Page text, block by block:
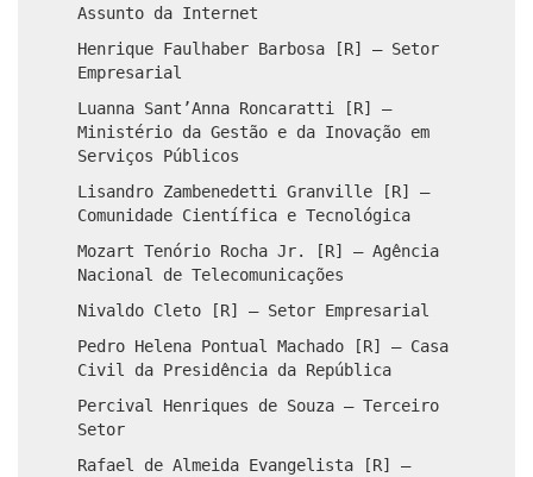
Assunto da Internet
Henrique Faulhaber Barbosa [R] – Setor
Empresarial
Luanna Sant’Anna Roncaratti [R] –
Ministério da Gestão e da Inovação em
Serviços Públicos
Lisandro Zambenedetti Granville [R] –
Comunidade Científica e Tecnológica
Mozart Tenório Rocha Jr. [R] – Agência
Nacional de Telecomunicações
Nivaldo Cleto [R] – Setor Empresarial
Pedro Helena Pontual Machado [R] – Casa
Civil da Presidência da República
Percival Henriques de Souza – Terceiro
Setor
Rafael de Almeida Evangelista [R] –